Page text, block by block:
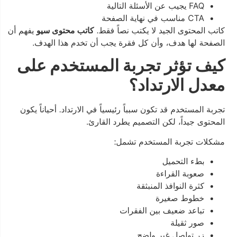
FAQ يجيب عن الأسئلة التالية
CTA مناسب في نهاية الصفحة
كاتب المحتوى الجيد لا يكتب نصاً فقط. كاتب محتوى سيويفهم أن
الصفحة لها هدف، وأن كل فقرة يجب أن تخدم هذا الهدف.
كيف تؤثر تجربة المستخدم على
معدل الارتداد؟
تجربة المستخدم قد تكون سبباً رئيسياً في الارتداد. أحياناً يكون
المحتوى جيداً، لكن التصميم يطرد القارئ.
مشكلات تجربة المستخدم تشمل:
بطء التحميل
صعوبة القراءة
كثرة النوافذ المنبثقة
خطوط صغيرة
تباعد ضعيف بين الفقرات
صور ثقيلة